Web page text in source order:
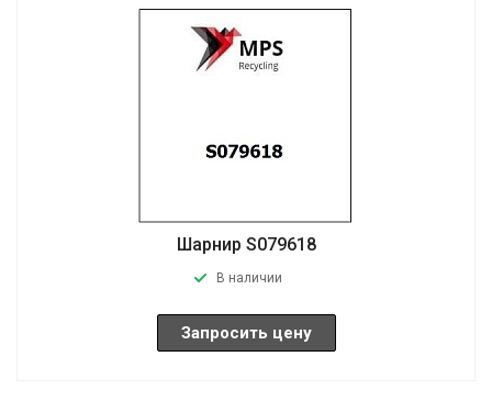
Шарнир S079618
В наличии
Запросить цену